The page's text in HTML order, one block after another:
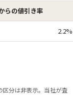
らの値引き率
2.2%
区分は非表示。当社が査